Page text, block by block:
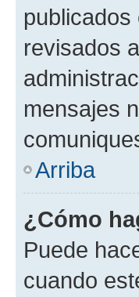
revisados
mensajes
Arriba
¿Cómo
Puede
cuando